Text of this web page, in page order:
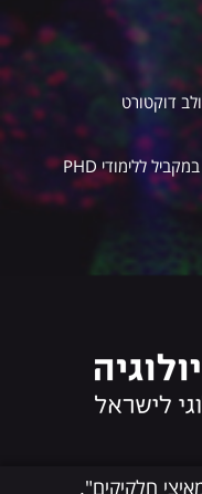
חלקיקים".
דוקטורט